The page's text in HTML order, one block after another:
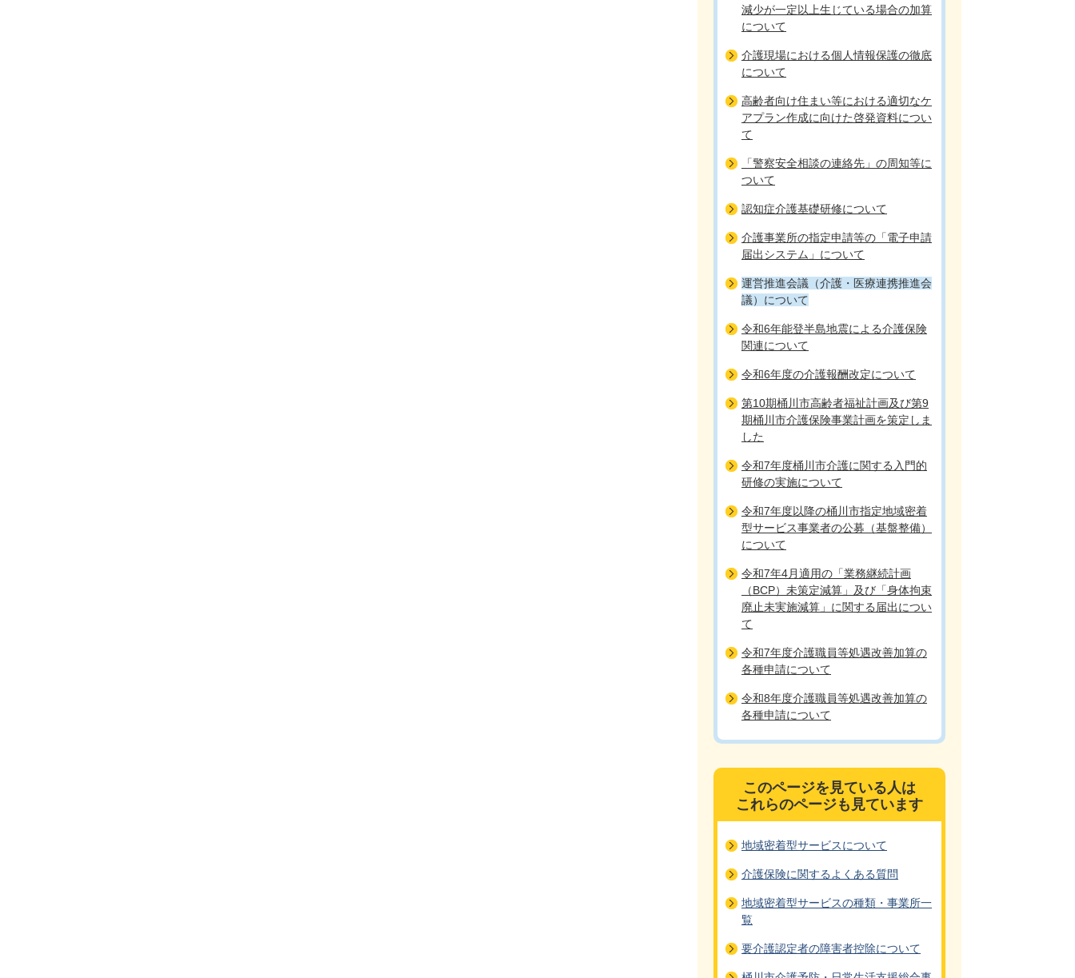
減少が一定以上生じている場合の加算
について
介護現場における個人情報保護の徹底
について
高齢者向け住まい等における適切なケ
アプラン作成に向けた啓発資料につい
て
「警察安全相談の連絡先」の周知等に
ついて
認知症介護基礎研修について
介護事業所の指定申請等の「電子申請
届出システム」について
運営推進会議（介護・医療連携推進会
議）について
令和6年能登半島地震による介護保険
関連について
令和6年度の介護報酬改定について
第10期桶川市高齢者福祉計画及び第9
期桶川市介護保険事業計画を策定しま
した
令和7年度桶川市介護に関する入門的
研修の実施について
令和7年度以降の桶川市指定地域密着
型サービス事業者の公募（基盤整備）
について
令和7年4月適用の「業務継続計画
（BCP）未策定減算」及び「身体拘束
廃止未実施減算」に関する届出につい
て
令和7年度介護職員等処遇改善加算の
各種申請について
令和8年度介護職員等処遇改善加算の
各種申請について
このページを見ている人は
これらのページも見ています
地域密着型サービスについて
介護保険に関するよくある質問
地域密着型サービスの種類・事業所一
覧
要介護認定者の障害者控除について